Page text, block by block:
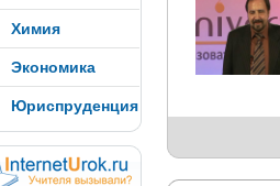
Химия
Экономика
Юриспруденция